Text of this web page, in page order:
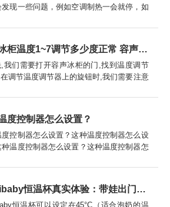
发现一些问题，例如空调制热一会就停，如
下导致此类问题的原因和解决方法。空调制
几分钟就停怎么办步...
容声冰柜温度1~7调节多少度正常 容声冰柜温度调节1~7之间的调节方法【详解】
,我们需要打开容声冰柜的门,找到温度调节
调节温度调节器上的旋钮时,我们需要注意
影响容声冰柜的制冷效果。因此,我们应该
调节温度...
度控制器怎么设置？
度控制器怎么设置？这种温度控制器怎么设
种温度控制器怎么设置？这种温度控制器怎
Ew一981温度控制器怎么设置泛达p909温
taoqibaby恒温杯真实体验：带娃出门的“移动温奶站”，对比同类产品优势明显
恒温杯可以设定在45°C（适合泡奶的温